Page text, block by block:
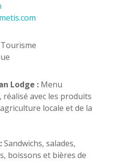
Lodge : Menu
avec les produits
locale et de la
Sandwichs, salades,
boissons et bières de